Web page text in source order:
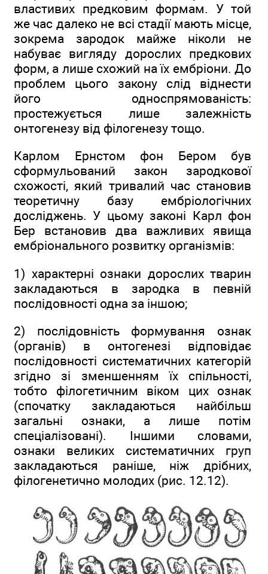
властивих предковим формам. У той
же час далеко не всі стадії мають місце,
зокрема зародок майже ніколи не
набуває вигляду дорослих предкових
форм, а лише схожий на їх ембріони. До
проблем цього закону слід віднести
його односпрямованість:
простежується лише залежність
онтогенезу від філогенезу тощо.
Карлом Ернстом фон Бером був
сформульований закон зародкової
схожості, який тривалий час становив
теоретичну базу ембріологічних
досліджень. У цьому законі Карл фон
Бер встановив два важливих явища
ембріонального розвитку організмів:
1) характерні ознаки дорослих тварин
закладаються в зародка в певній
послідовності одна за іншою;
2) послідовність формування ознак
(органів) в онтогенезі відповідає
послідовності систематичних категорій
згідно зі зменшенням їх спільності,
тобто філогетичним віком цих ознак
(спочатку закладаються найбільш
загальні ознаки, а лише потім
спеціалізовані). Іншими словами,
ознаки великих систематичних груп
закладаються раніше, ніж дрібних,
філогенетично молодих (рис. 12.12).